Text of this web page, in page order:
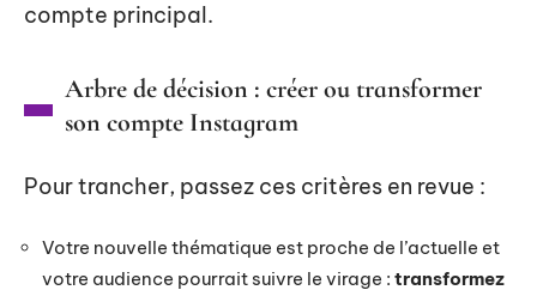
compte principal.
Arbre de décision : créer ou transformer
son compte Instagram
Pour trancher, passez ces critères en revue :
Votre nouvelle thématique est proche de l’actuelle et
votre audience pourrait suivre le virage : transformez